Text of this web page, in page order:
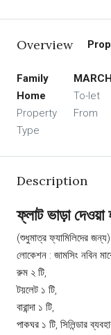
Overview
Family
Home
Property
Type
MARCH
To-let
From
Description
ফ্লাট ভাড়া দেওয়া
(শুধুমাত্র ফ্যামিলিদের
লোকেশন : জামসিং নবিন
রুম ২ টি,
টয়লেট ১ টি,
বারান্দা ১ টি,
পাকঘর ১ টি, সিলিন্ডার